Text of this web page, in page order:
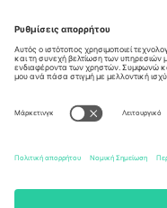
Mexico
Av Chapultepec 360, Roma
Norte, Cuauhtémoc, 06700
Ciudad de México, CDMX,
Mexico
Η νομική οντότητα του
τομέα. Για λεπτομέρειες